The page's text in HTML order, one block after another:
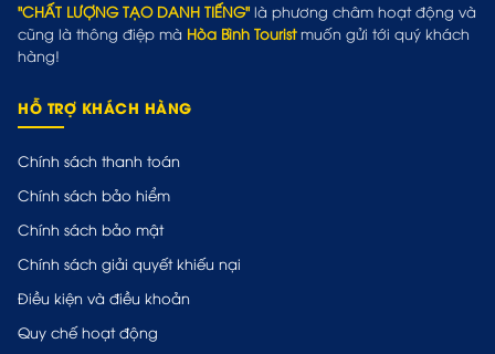
"CHẤT LƯỢNG TẠO DANH TIẾNG" là phương châm hoạt động và
cũng là thông điệp mà Hòa Bình Touristmuốn gửi tới quý khách
hàng!
HỖ TRỢ KHÁCH HÀNG
Chính sách thanh toán
Chính sách bảo hiểm
Chính sách bảo mật
Chính sách giải quyết khiếu nại
Điều kiện và điều khoản
Quy chế hoạt động